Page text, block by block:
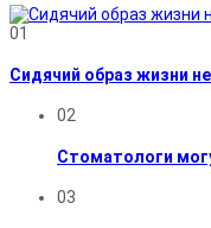
01
Сидячий образ жизни
02
Стоматологи
03